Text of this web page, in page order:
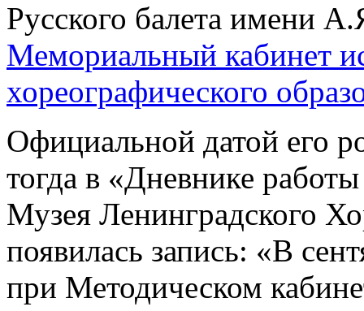
Русского балета имени
Мемориальный кабинет
хореографического
Официальной датой его
тогда в «Дневнике
Музея Ленинградского
появилась запись: «В
при Методическом